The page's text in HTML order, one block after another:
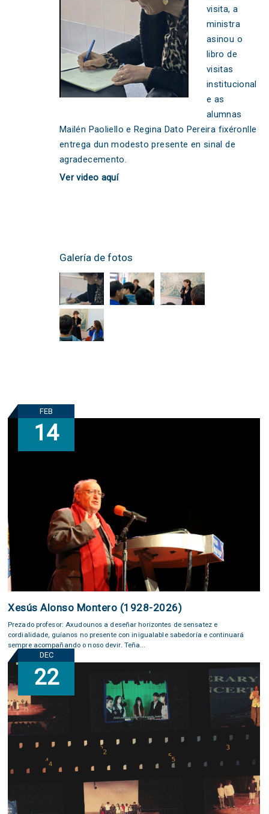
visita, a
ministra
asinou o
libro de
visitas
institucional
e as
alumnas
Mailén Paoliello e Regina Dato Pereira fixéronlle
entrega dun modesto presente en sinal de
agradecemento.
Ver video aquí
Galería de fotos
FEB
14
Xesús Alonso Montero (1928-2026)
Prezado profesor: Axudounos a deseñar horizontes de sensatez e
cordialidade, guíanos no presente con inigualable sabedoría e continuará
sempre acompañando o noso devir. Teña...
DEC
22